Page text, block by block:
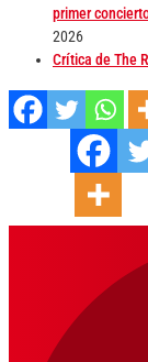
primer
2026
Crítica de The